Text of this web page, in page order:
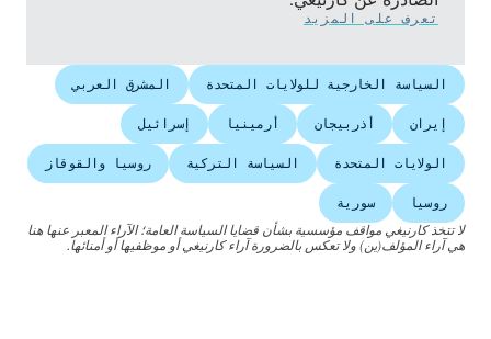
تعرف على المزيد
السياسة الخارجية للولايات المتحدة المشرق العربي
إيران أذربيجان أرمينيا إسرائيل
الولايات المتحدة السياسة التركية روسيا والقوقاز
روسيا
سورية
لا تتخذ كارنيغي مواقف مؤسسية بشأن قضايا السياسة العامة؛ الآراء المعبر عنها هنا
هي آراء المؤلف(ين) ولا تعكس بالضرورة آراء كارنيغي أو موظفيها أو أمنائها.